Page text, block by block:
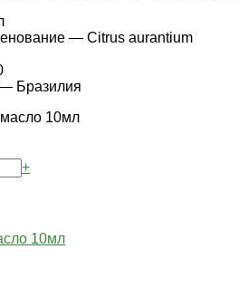
— Citrus aurantium
Бразилия
+
10мл